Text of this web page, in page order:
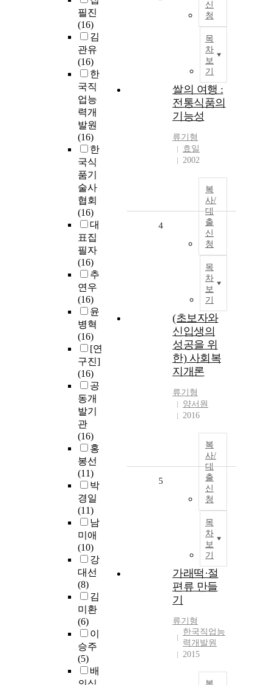
필진
(16)
김
관유
(16)
한
국직
업능
력개
발원
(16)
한
국식
품기
술사
협회
(16)
대
표집
필자
(16)
추
연우
(16)
윤
병혁
(16)
[연
구진]
(16)
공
동개
발기
관
(16)
홍
봉선
(11)
박
경일
(11)
남
미애
(10)
강
대선
(8)
김
미환
(6)
이
승주
(5)
배
신
청
목
차
보
기
쌀의 여행 :
전통식품의
기능성
류기형
효일
2002
복
사/
대
출
신
청
목
차
보
기
4
(초보자와
신입생의
성공을 위
한) 사회복
지개론
류기형
양서원
2016
복
사/
대
출
신
청
목
차
보
기
5
가래떡·절
편류 만들
기
류기형
한국직업능
력개발원
2015